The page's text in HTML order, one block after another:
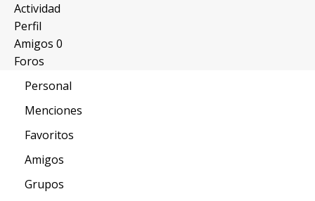
Entrar
Crear Cuenta
Actividad
Perfil
Amigos 0
Foros
Personal
Menciones
Favoritos
Amigos
Grupos